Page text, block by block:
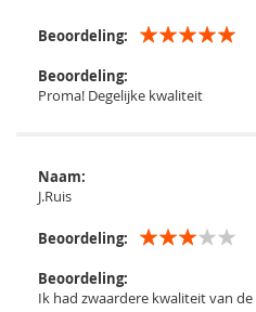
Beoordeling:
Beoordeling:
Proma! Degelijke kwaliteit
Naam:
J.Ruis
Beoordeling:
Beoordeling:
Ik had zwaardere kwaliteit van